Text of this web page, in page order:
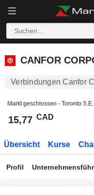
CANFOR
CANFOR
Verbindungen Canfor
Markt geschlossen - Toronto S.E.
15,77 CAD
Übersicht Kurse
Profil